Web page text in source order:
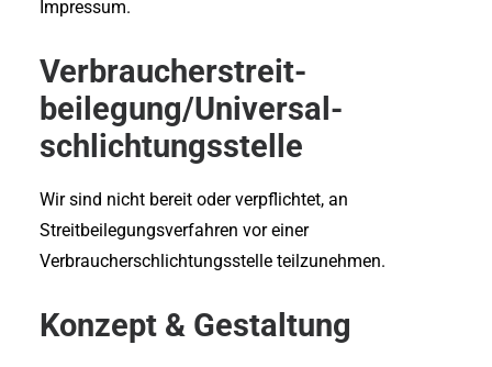
Impressum.
Verbraucher­streit­
beilegung/Universal­
schlichtungs­stelle
Wir sind nicht bereit oder verpflichtet, an
Streitbeilegungsverfahren vor einer
Verbraucherschlichtungsstelle teilzunehmen.
Konzept & Gestaltung